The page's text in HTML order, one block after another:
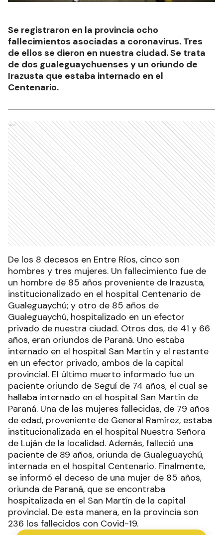
Se registraron en la provincia ocho
fallecimientos asociadas a coronavirus. Tres
de ellos se dieron en nuestra ciudad. Se trata
de dos gualeguaychuenses y un oriundo de
Irazusta que estaba internado en el
Centenario.
Ads
De los 8 decesos en Entre Ríos, cinco son
hombres y tres mujeres. Un fallecimiento fue de
un hombre de 85 años proveniente de Irazusta,
institucionalizado en el hospital Centenario de
Gualeguaychú; y otro de 85 años de
Gualeguaychú, hospitalizado en un efector
privado de nuestra ciudad. Otros dos, de 41 y 66
años, eran oriundos de Paraná. Uno estaba
internado en el hospital San Martín y el restante
en un efector privado, ambos de la capital
provincial. El último muerto informado fue un
paciente oriundo de Seguí de 74 años, el cual se
hallaba internado en el hospital San Martín de
Paraná. Una de las mujeres fallecidas, de 79 años
de edad, proveniente de General Ramírez, estaba
institucionalizada en el hospital Nuestra Señora
de Luján de la localidad. Además, falleció una
paciente de 89 años, oriunda de Gualeguaychú,
internada en el hospital Centenario. Finalmente,
se informó el deceso de una mujer de 85 años,
oriunda de Paraná, que se encontraba
hospitalizada en el San Martín de la capital
provincial. De esta manera, en la provincia son
236 los fallecidos con Covid-19.